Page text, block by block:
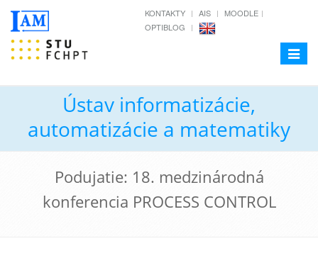
KONTAKTY AIS
MOODLE
OPTIBLOG
Toggle
Ústav informatizácie,
automatizácie a matematiky
Podujatie: 18. medzinárodná
konferencia PROCESS CONTROL